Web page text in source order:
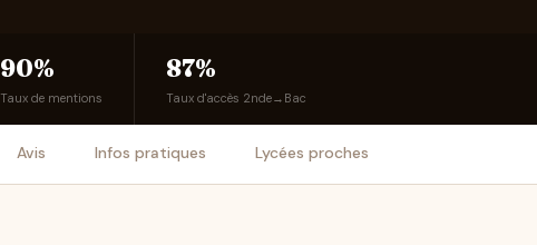
90%
Taux de mentions
87%
Taux d'accès 2nde→Bac
Avis Infos pratiques Lycées proches